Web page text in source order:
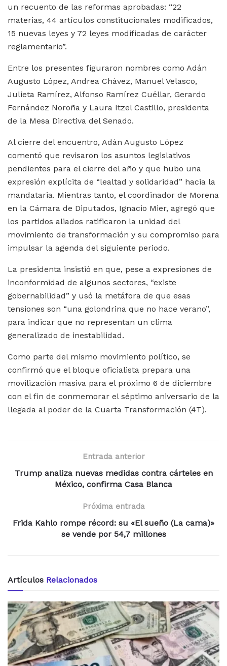
un recuento de las reformas aprobadas: “22
materias, 44 artículos constitucionales modificados,
15 nuevas leyes y 72 leyes modificadas de carácter
reglamentario”.
Entre los presentes figuraron nombres como Adán
Augusto López, Andrea Chávez, Manuel Velasco,
Julieta Ramírez, Alfonso Ramírez Cuéllar, Gerardo
Fernández Noroña y Laura Itzel Castillo, presidenta
de la Mesa Directiva del Senado.
Al cierre del encuentro, Adán Augusto López
comentó que revisaron los asuntos legislativos
pendientes para el cierre del año y que hubo una
expresión explícita de “lealtad y solidaridad” hacia la
mandataria. Mientras tanto, el coordinador de Morena
en la Cámara de Diputados, Ignacio Mier, agregó que
los partidos aliados ratificaron la unidad del
movimiento de transformación y su compromiso para
impulsar la agenda del siguiente periodo.
La presidenta insistió en que, pese a expresiones de
inconformidad de algunos sectores, “existe
gobernabilidad” y usó la metáfora de que esas
tensiones son “una golondrina que no hace verano”,
para indicar que no representan un clima
generalizado de inestabilidad.
Como parte del mismo movimiento político, se
confirmó que el bloque oficialista prepara una
movilización masiva para el próximo 6 de diciembre
con el fin de conmemorar el séptimo aniversario de la
llegada al poder de la Cuarta Transformación (4T).
Entrada anterior
Trump analiza nuevas medidas contra cárteles en
México, confirma Casa Blanca
Próxima entrada
Frida Kahlo rompe récord: su «El sueño (La cama)»
se vende por 54,7 millones
Artículos Relacionados